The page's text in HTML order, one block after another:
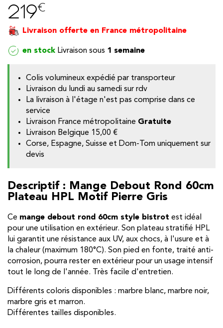
219€
Livraison offerte en France métropolitaine
en stock 1 semaine
Colis volumineux expédié par transporteur
Livraison du lundi au samedi sur rdv
La livraison à l'étage n'est pas comprise dans ce
service
Livraison France métropolitaine Gratuite
Livraison Belgique 15,00 €
Corse, Espagne, Suisse et Dom-Tom uniquement sur
devis
Descriptif : Mange Debout Rond 60cm
Plateau HPL Motif Pierre Gris
Ce mange debout rond 60cm style bistrot est idéal
pour une utilisation en extérieur. Son plateau stratifié HPL
lui garantit une résistance aux UV, aux chocs, à l'usure et à
la chaleur (maximum 180°C). Son pied en fonte, traité anti-
corrosion, pourra rester en extérieur pour un usage intensif
tout le long de l'année. Très facile d'entretien.
Différents coloris disponibles : marbre blanc, marbre noir,
marbre gris et marron.
Différentes tailles disponibles.